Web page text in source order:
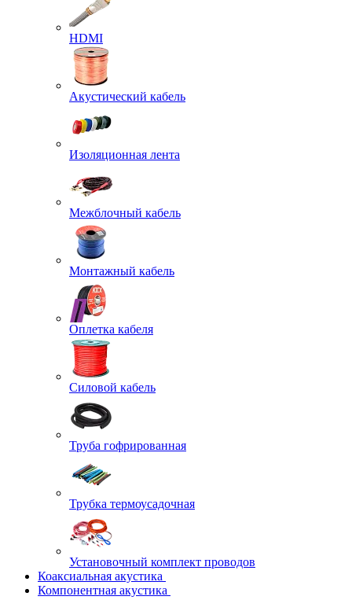
HDMI
Акустический кабель
Изоляционная лента
Межблочный кабель
Монтажный кабель
Оплетка кабеля
Силовой кабель
Труба гофрированная
Трубка термоусадочная
Установочный комплект проводов
Коаксиальная акустика
Компонентная акустика